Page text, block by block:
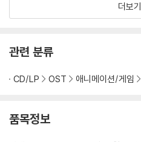
더보기
관련 분류
CD/LP OST 애니메이션/게임
품목정보